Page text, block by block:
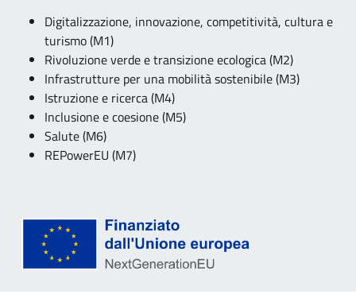
Digitalizzazione, innovazione, competitività, cultura e
turismo (M1)
Rivoluzione verde e transizione ecologica (M2)
Infrastrutture per una mobilità sostenibile (M3)
Istruzione e ricerca (M4)
Inclusione e coesione (M5)
Salute (M6)
REPowerEU (M7)